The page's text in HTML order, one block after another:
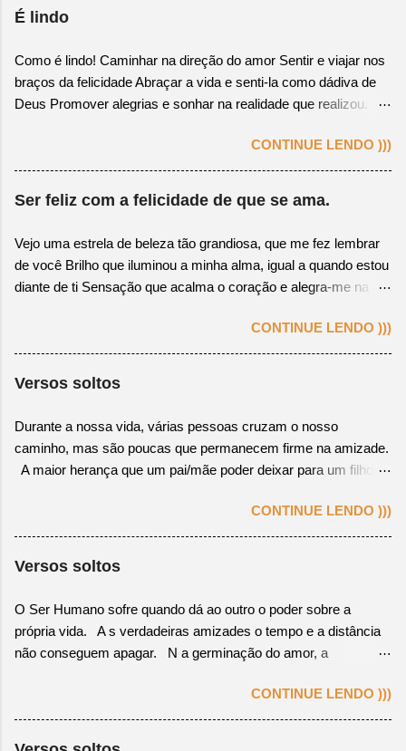
É lindo
Como é lindo! Caminhar na direção do amor Sentir e viajar nos
braços da felicidade Abraçar a vida e senti-la como dádiva de
Deus Promover alegrias e sonhar na realidade que realizou.
pular, criar, gritar e viver apaixonadamente Perceber na alma
gêmea a felicidade apaixonante Manter o coração encaminhado
na verdade. Ter conhecimento que leve ao mar da sabedoria
Possuir atitude que se revele na verdadeira essência Respeitar
como fonte e fortaleza de gesto de alegria.
CONTINUE LENDO )))
Ser feliz com a felicidade de que se ama.
Vejo uma estrela de beleza tão grandiosa, que me fez lembrar
de você Brilho que iluminou a minha alma, igual a quando estou
diante de ti Sensação que acalma o coração e alegra-me na
começo a te sentir. Acordo feliz! Percebo o tempo passar com
a calma do amor Logo, anoitece em minha esperança a certeza
de te ver Olha para o céu, lembro de você, pois já me
esplendor Na impossibilidade de ti ter, consolo-me em ver-te
feliz Ah! Como sou feliz com tua felicidade e teu amor Que seja
feliz, mesmo que não seja da forma que eu sempre quis.
CONTINUE LENDO )))
Versos soltos
Durante a nossa vida, várias pessoas cruzam o nosso
caminho, mas são poucas que permanecem firme na amizade.
A maior herança que um pai/mãe poder deixar para um filho, é
Divinos. Não existe amar a pessoa errada, mas, sim, amar no
momento errado! O amor é um sentimento único, porém pode
ser usado, aos interesses de quem ama, como uma falsa
CONTINUE LENDO )))
Versos soltos
O Ser Humano sofre quando dá ao outro o poder sobre a
própria vida. A s verdadeiras amizades o tempo e a distância
não conseguem apagar. N a germinação do amor, a
CONTINUE LENDO )))